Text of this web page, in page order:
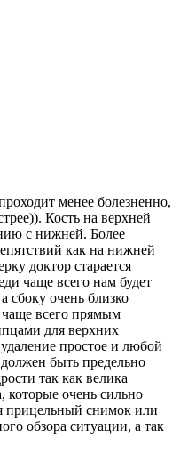
менее болезненно,
Кость на верхней
с нижней. Более
как на нижней
доктор старается
чаще всего нам будет
сбоку очень близко
чаще всего прямым
для верхних
простое и любой
должен быть предельно
так как велика
которые очень сильно
прицельный снимок или
обзора ситуации, а так